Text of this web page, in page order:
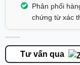
Phân phối
chứng từ xác
Tư vấn qua